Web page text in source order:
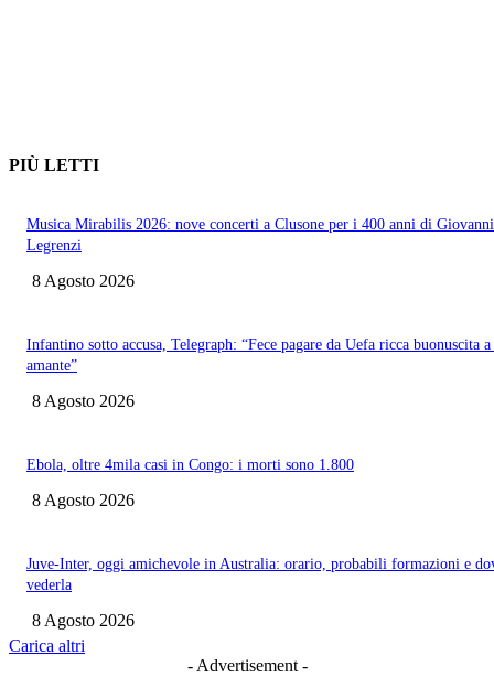
PIÙ LETTI
Musica Mirabilis 2026: nove concerti a Clusone per i 400 anni di Giovanni
Legrenzi
8 Agosto 2026
Infantino sotto accusa, Telegraph: “Fece pagare da Uefa ricca buonuscita a
amante”
8 Agosto 2026
Ebola, oltre 4mila casi in Congo: i morti sono 1.800
8 Agosto 2026
Juve-Inter, oggi amichevole in Australia: orario, probabili formazioni e
vederla
8 Agosto 2026
Carica altri
- Advertisement -